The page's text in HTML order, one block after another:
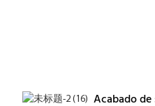
Acabado